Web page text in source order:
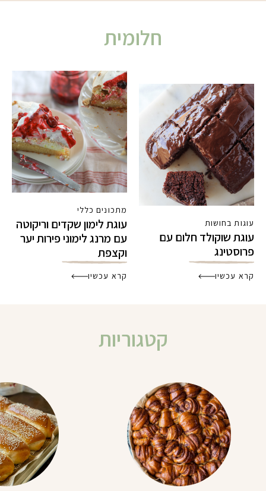
חלומית
עוגות בחושות
עוגת שוקולד חלום עם
פרוסטינג
קרא עכשיו
מתכונים כללי
עוגת לימון שקדים וריקוטה
עם מרנג לימוני פירות יער
וקצפת
קרא עכשיו
קטגוריות